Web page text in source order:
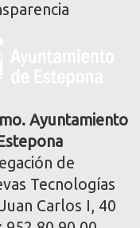
Ayuntamiento
de
Tecnologías
Carlos I, 40